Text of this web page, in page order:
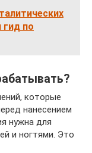
гид по
которые
нанесением
нужна для
и ногтями. Это